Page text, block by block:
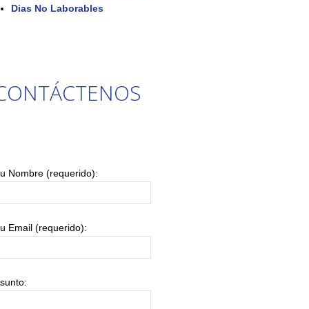
Dias No Laborables
Nombre (requerido):
Email (requerido):